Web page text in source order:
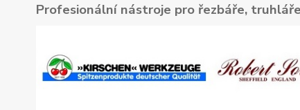
Profesionální nástroje pro řezbáře,